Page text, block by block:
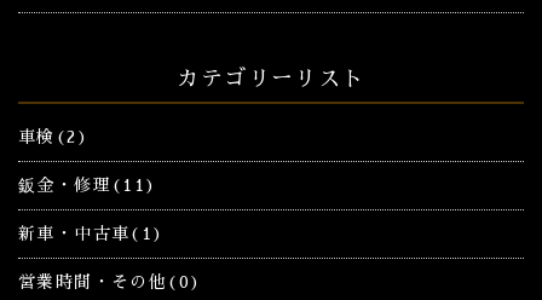
カテゴリーリスト
車検(2)
鈑金・修理(11)
新車・中古車(1)
営業時間・その他(0)